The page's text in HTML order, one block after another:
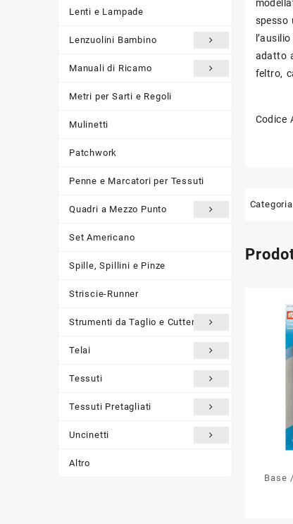
Lenti e Lampade
Lenzuolini Bambino
Manuali di Ricamo
Metri per Sarti e Regoli
Mulinetti
Patchwork
Penne e Marcatori per Tessuti
Quadri a Mezzo Punto
Set Americano
Spille, Spillini e Pinze
Striscie-Runner
Strumenti da Taglio e Cutter
Telai
Tessuti
Tessuti Pretagliati
Uncinetti
Altro
spesso
adatto
feltro,
Codice
Base